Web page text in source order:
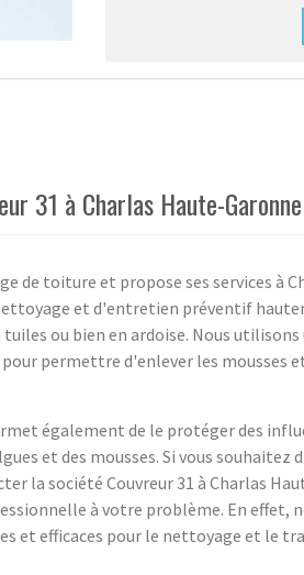
31 à Charlas Haute-
de toiture et propose ses services à
et d'entretien préventif
ou bien en ardoise. Nous utilisons
permettre d'enlever les mousses
également de le protéger des
et des mousses. Si vous souhaitez
la société Couvreur 31 à Charlas
à votre problème. En effet,
et efficaces pour le nettoyage et le